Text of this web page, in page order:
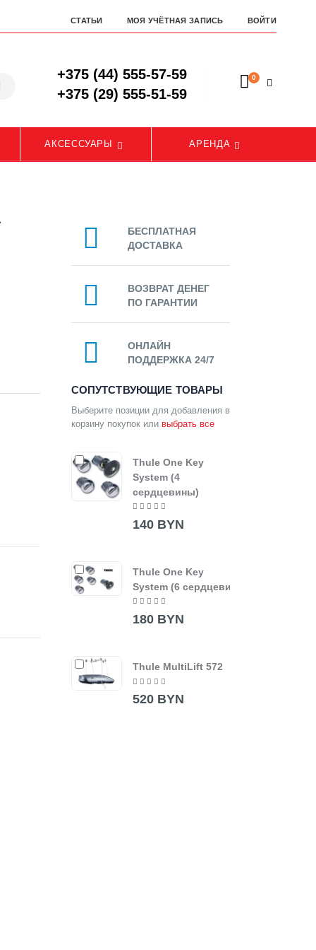
СТАТЬИ МОЯ УЧЁТНАЯ ЗАПИСЬ ВОЙТИ
+375 (44) 555-57-59
+375 (29) 555-51-59
0
АКСЕССУАРЫ АРЕНДА
БЕСПЛАТНАЯ
ДОСТАВКА
ВОЗВРАТ ДЕНЕГ
ПО ГАРАНТИИ
ОНЛАЙН
ПОДДЕРЖКА 24/7
СОПУТСТВУЮЩИЕ ТОВАРЫ
Выберите позиции для добавления в
корзину покупок или выбрать все
Thule One Key
System (4
сердцевины)
140 BYN
Thule One Key
System (6 сердцевин)
180 BYN
Thule MultiLift 572
520 BYN